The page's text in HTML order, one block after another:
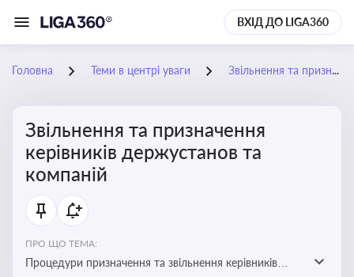
ВХІД ДО LIGA360
Головна Теми в центрі уваги Звільнення та призначення керівників держустанов та компаній
Звільнення та призначення
керівників держустанов та
компаній
ПРО ЩО ТЕМА:
Процедури призначення та звільнення керівників